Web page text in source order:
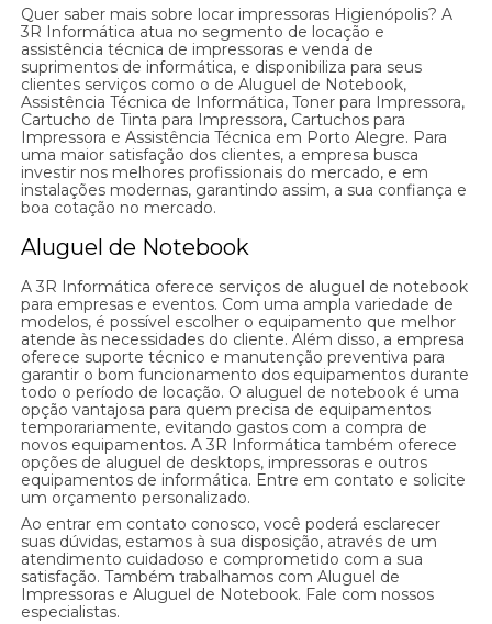
Quer saber mais sobre locar impressoras Higienópolis? A
3R Informática atua no segmento de locação e
assistência técnica de impressoras e venda de
suprimentos de informática, e disponibiliza para seus
clientes serviços como o de Aluguel de Notebook,
Assistência Técnica de Informática, Toner para Impressora,
Cartucho de Tinta para Impressora, Cartuchos para
Impressora e Assistência Técnica em Porto Alegre. Para
uma maior satisfação dos clientes, a empresa busca
investir nos melhores profissionais do mercado, e em
instalações modernas, garantindo assim, a sua confiança e
boa cotação no mercado.
Aluguel de Notebook
A 3R Informática oferece serviços de aluguel de notebook
para empresas e eventos. Com uma ampla variedade de
modelos, é possível escolher o equipamento que melhor
atende às necessidades do cliente. Além disso, a empresa
oferece suporte técnico e manutenção preventiva para
garantir o bom funcionamento dos equipamentos durante
todo o período de locação. O aluguel de notebook é uma
opção vantajosa para quem precisa de equipamentos
temporariamente, evitando gastos com a compra de
novos equipamentos. A 3R Informática também oferece
opções de aluguel de desktops, impressoras e outros
equipamentos de informática. Entre em contato e solicite
um orçamento personalizado.
Ao entrar em contato conosco, você poderá esclarecer
suas dúvidas, estamos à sua disposição, através de um
atendimento cuidadoso e comprometido com a sua
satisfação. Também trabalhamos com Aluguel de
Impressoras e Aluguel de Notebook. Fale com nossos
especialistas.